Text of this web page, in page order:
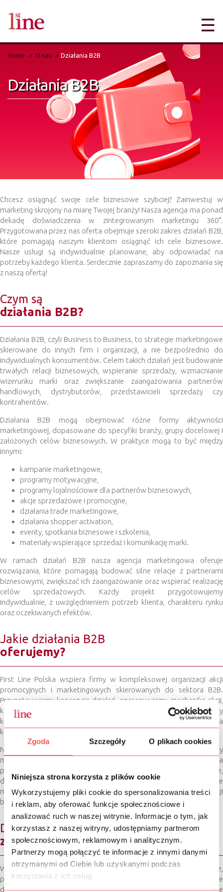
Zgoda Szczegóły O plikach cookies
Niniejsza strona korzysta z plików cookie
Wykorzystujemy pliki cookie do spersonalizowania treści
i reklam, aby oferować funkcje społecznościowe i
analizować ruch w naszej witrynie. Informacje o tym, jak
korzystasz z naszej witryny, udostępniamy partnerom
społecznościowym, reklamowym i analitycznym.
Partnerzy mogą połączyć te informacje z innymi danymi
otrzymanymi od Ciebie lub uzyskanymi podczas
korzystania z ich usług.
☰
Home O nas Działania B2B
Działania B2B
Chcesz osiągnąć swoje cele biznesowe szybciej? Zainwestuj w
marketing skrojony na miarę Twojej branży! Nasza agencja ma ponad
dekadę doświadczenia w zintegrowanym marketingu 360°.
Przygotowana przez nas oferta obejmuje szeroki zakres działań B2B,
które pomagają naszym klientom osiągnąć ich cele biznesowe.
Nasze usługi są indywidualnie planowane, aby odpowiadać na
potrzeby każdego klienta. Serdecznie zapraszamy do zapoznania się
z naszą ofertą!
Czym są
działania B2B?
Działania B2B, czyli Business to Business, to strategie marketingowe
skierowane do innych firm i organizacji, a nie bezpośrednio do
indywidualnych konsumentów. Celem takich działań jest budowanie
trwałych relacji biznesowych, wspieranie sprzedaży, wzmacnianie
wizerunku marki oraz zwiększanie zaangażowania partnerów
handlowych, dystrybutorów, przedstawicieli sprzedaży czy
kontrahentów.
Działania B2B mogą obejmować różne formy aktywności
marketingowej, dopasowane do specyfiki branży, grupy docelowej i
założonych celów biznesowych. W praktyce mogą to być między
innymi:
kampanie marketingowe,
programy motywacyjne,
programy lojalnościowe dla partnerów biznesowych,
akcje sprzedażowe i promocyjne,
działania trade marketingowe,
działania shopper activation,
eventy, spotkania biznesowe i szkolenia,
materiały wspierające sprzedaż i komunikację marki.
W ramach działań B2B nasza agencja marketingowa oferuje
rozwiązania, które pomagają budować silne relacje z partnerami
biznesowymi, zwiększać ich zaangażowanie oraz wspierać realizację
celów sprzedażowych. Każdy projekt przygotowujemy
indywidualnie, z uwzględnieniem potrzeb klienta, charakteru rynku
oraz oczekiwanych efektów.
Jakie działania B2B
oferujemy?
First Line Polska wspiera firmy w kompleksowej organizacji akcji
promocyjnych i marketingowych skierowanych do sektora B2B.
Przygotowujemy koncepcję działań, opracowujemy mechanikę akcji,
koordynujemy realizację projektu, tworzymy materiały
komunikacyjne oraz dbamy o prawidłowy przebieg kampanii na
każdym etapie.
Nasze działania mogą obejmować między innymi programy
motywacyjne dla sił sprzedaży, programy lojalnościowe dla
partnerów, konkursy, sprzedaż premiową, promocje tailor made,
działania trade marketingowe, shopper activation, in-store
marketing oraz inne rozwiązania wspierające sprzedaż i rozwój relacji
biznesowych.
Dlaczego warto skorzystać
z naszej oferty?
Wybierając First Line Polska, wybierasz doświadczenie,
profesjonalizm i indywidualne podejście do każdego projektu. Nasze
działania B2B są projektowane tak, aby realnie wspierać cele